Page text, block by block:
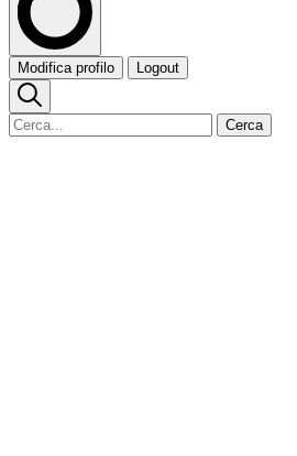
Modifica profilo Logout
Cerca